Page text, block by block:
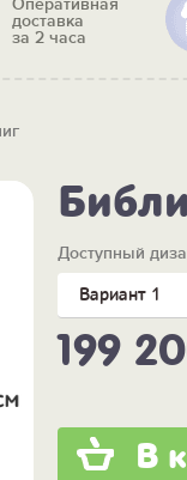
доставка
за 2 часа
Доступный
Вариант 1
199
В